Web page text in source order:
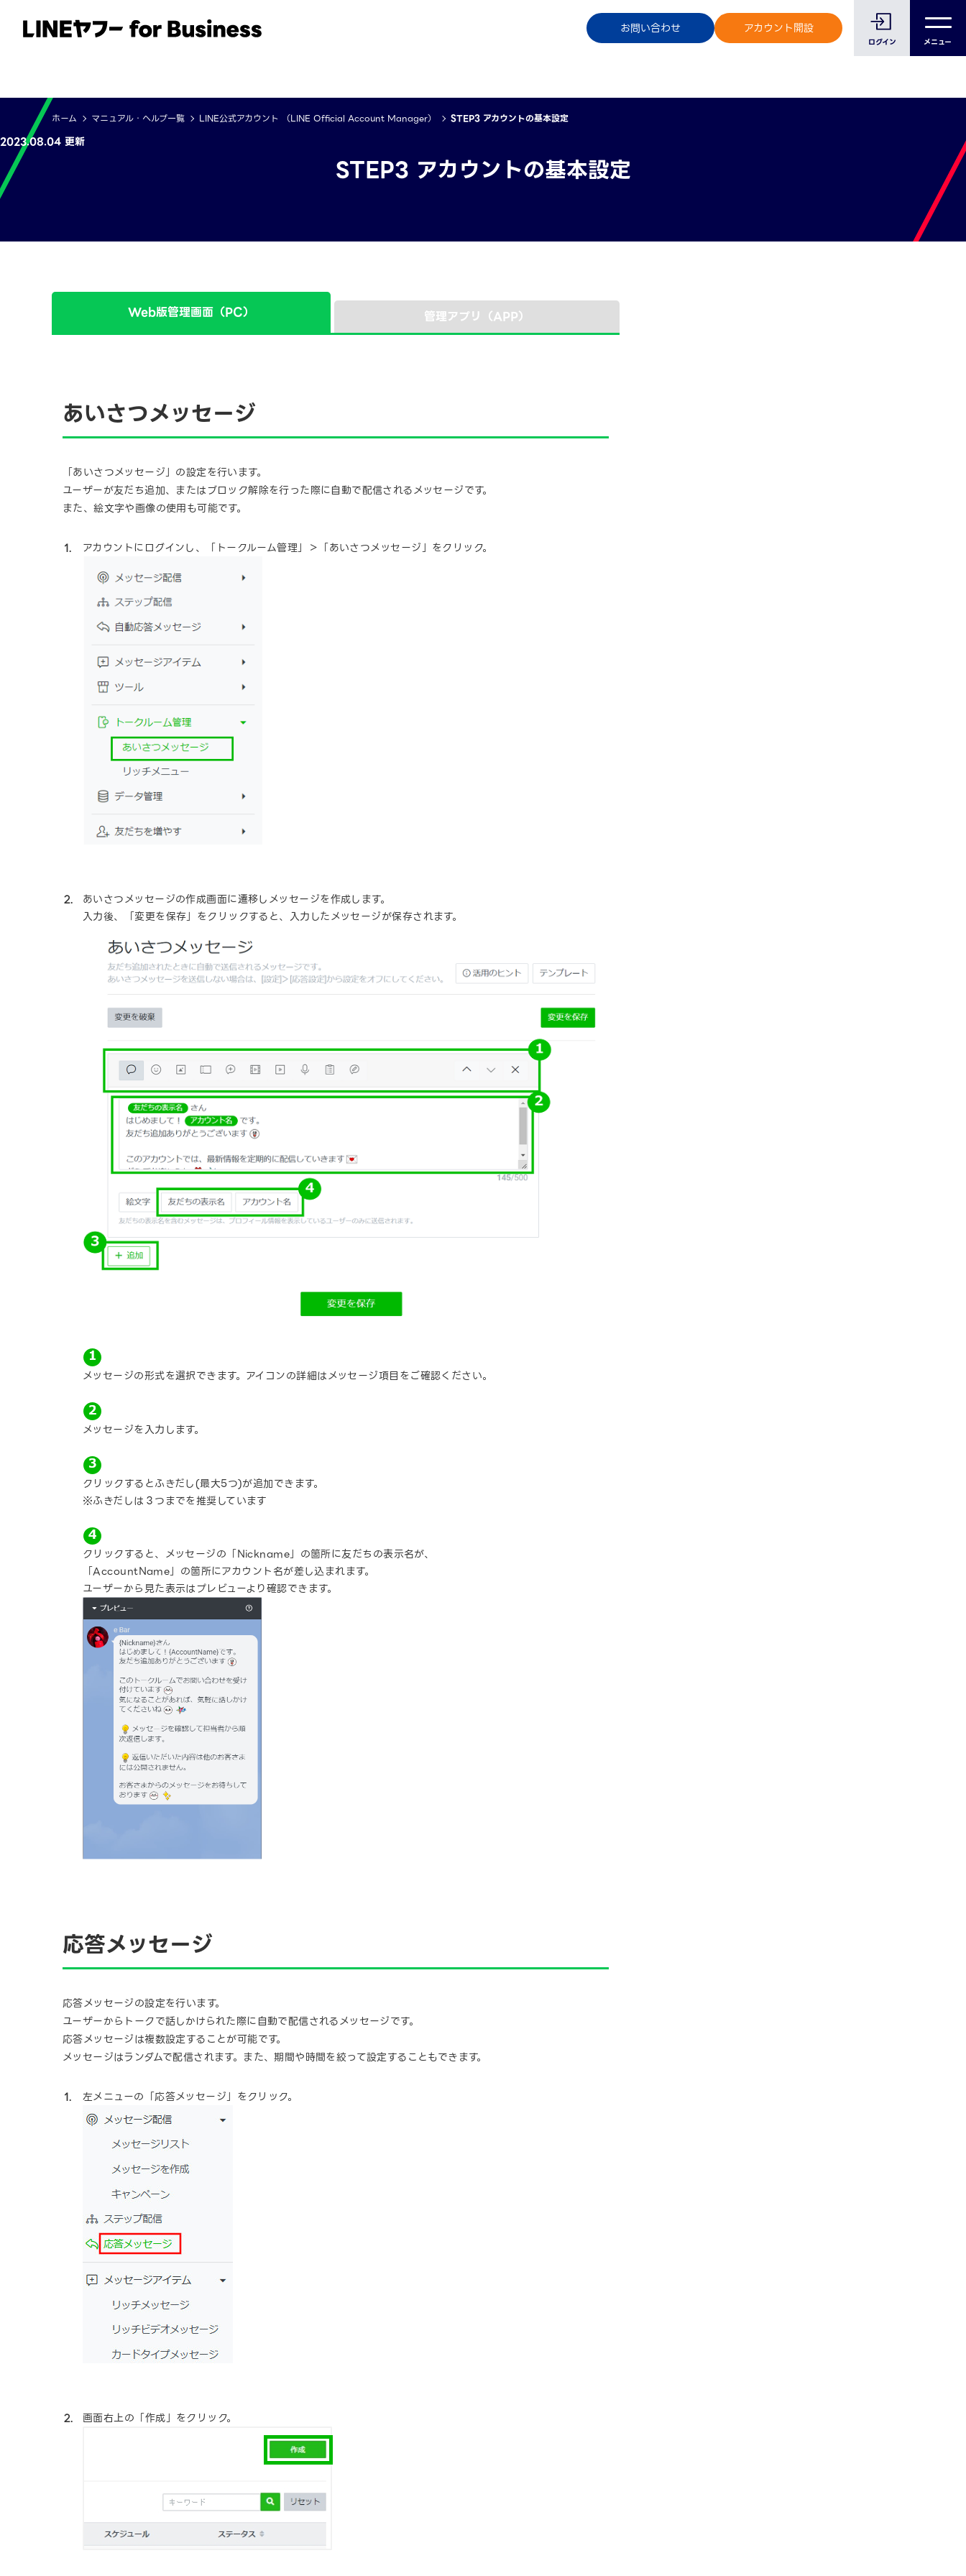
お問い合わせ アカウント開設
ログイン メニュー
サービス 事例 イベント・セミナー ご利用中のお客様へ
ホーム マニュアル・ヘルプ一覧 LINE公式アカウント （LINE Official Account Manager） STEP3 アカウントの基本設定
STEP3 アカウントの基本設定
2023.08.04 更新
Web版管理画面（PC）
あいさつメッセージ
「あいさつメッセージ」の設定を行います。
ユーザーが友だち追加、またはブロック解除を行った際に自動で配信されるメッセージです。
また、絵文字や画像の使用も可能です。
アカウントにログインし、「トークルーム管理」＞「あいさつメッセージ」をクリック。
あいさつメッセージの作成画面に遷移しメッセージを作成します。
入力後、「変更を保存」をクリックすると、入力したメッセージが保存されます。
メッセージの形式を選択できます。アイコンの詳細はメッセージ項目をご確認ください。
メッセージを入力します。
クリックするとふきだし(最大5つ)が追加できます。
※ふきだしは３つまでを推奨しています
クリックすると、メッセージの「Nickname」の箇所に友だちの表示名が、
「AccountName」の箇所にアカウント名が差し込まれます。
ユーザーから見た表示はプレビューより確認できます。
応答メッセージ
応答メッセージの設定を行います。
ユーザーからトークで話しかけられた際に自動で配信されるメッセージです。
応答メッセージは複数設定することが可能です。
メッセージはランダムで配信されます。また、期間や時間を絞って設定することもできます。
左メニューの「応答メッセージ」をクリック。
画面右上の「作成」をクリック。
管理アプリ（APP）